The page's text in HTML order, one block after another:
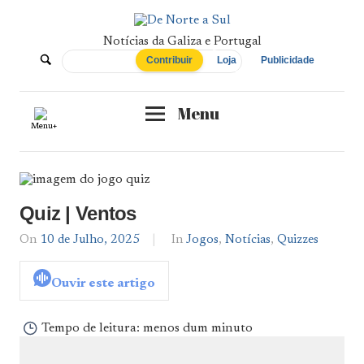
De
Norte
Sul
Notícias da Galiza e Portugal
Contribuir Loja Publicidade
Menu
Menu+
Quiz | Ventos
On 10 de Julho, 2025
By
a
In Jogos, Notícias, Quizzes
Ouvir este artigo
Tempo de leitura: menos dum minuto